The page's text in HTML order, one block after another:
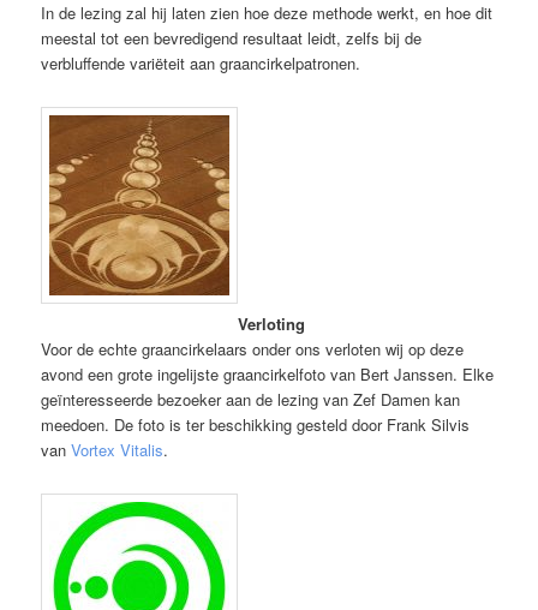
In de lezing zal hij laten zien hoe deze methode werkt, en hoe dit
meestal tot een bevredigend resultaat leidt, zelfs bij de
verbluffende variëteit aan graancirkelpatronen.
Verloting
Voor de echte graancirkelaars onder ons verloten wij op deze
avond een grote ingelijste graancirkelfoto van Bert Janssen. Elke
geïnteresseerde bezoeker aan de lezing van Zef Damen kan
meedoen. De foto is ter beschikking gesteld door Frank Silvis
vanVortex Vitalis.